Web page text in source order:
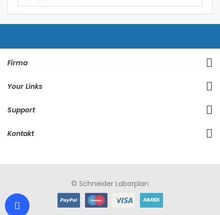
Firma
Your Links
Support
Kontakt
© Schneider Laborplan